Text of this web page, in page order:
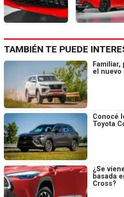
TAMBIÉN TE PUEDE
el nuevo
Conocé
Toyota
¿Se
basada
Cross?